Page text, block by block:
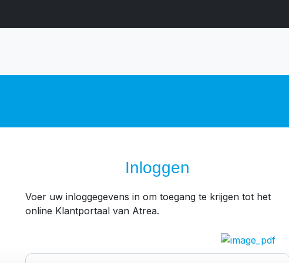
Inloggen
Voer uw inloggegevens in om toegang te krijgen tot het
online Klantportaal van Atrea.